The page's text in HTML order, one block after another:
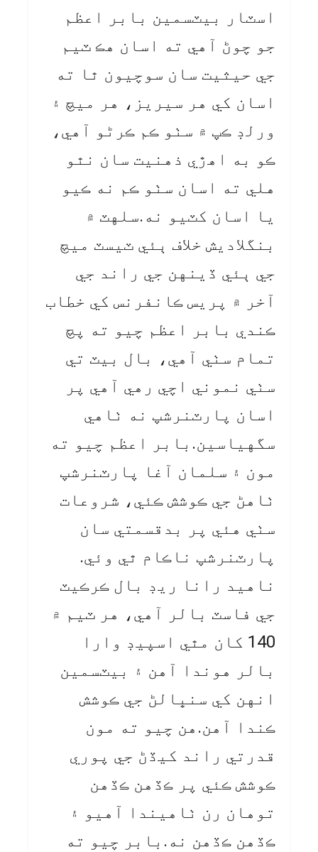
اسٽار بيٽسمين بابر اعظم
جو چوڻ آهي ته اسان هڪ ٽيم
جي حيثيت سان سوچيون ٿا ته
اسان کي هر سيريز، هر ميچ ۽
ورلڊ ڪپ ۾ سٺو ڪم ڪرڻو آهي،
ڪو به اهڙي ذهنيت سان نٿو
هلي ته اسان سٺو ڪم نه ڪيو
يا اسان کٽيو نه.سلهٽ ۾
بنگلاديش خلاف ٻئي ٽيسٽ ميچ
جي ٻئي ڏينهن جي راند جي
آخر ۾ پريس ڪانفرنس کي خطاب
ڪندي بابر اعظم چيو ته پچ
تمام سٺي آهي، بال بيٽ تي
سٺي نموني اچي رهي آهي پر
اسان پارٽنرشپ نه ٺاهي
سگهياسين.بابر اعظم چيو ته
مون ۽ سلمان آغا پارٽنرشپ
ٺاهڻ جي ڪوشش ڪئي، شروعات
سٺي هئي پر بدقسمتي سان
پارٽنرشپ ناڪام ٿي وئي.
ناهيد رانا ريڊ بال ڪرڪيٽ
جي فاسٽ بالر آهي، هر ٽيم ۾
140 کان مٿي اسپيڊ وارا
بالر هوندا آهن ۽ بيٽسمين
انهن کي سنڀالڻ جي ڪوشش
ڪندا آهن.هن چيو ته مون
قدرتي راند کيڏڻ جي پوري
ڪوشش ڪئي پر ڪڏهن ڪڏهن
توهان رن ٺاهيندا آهيو ۽
ڪڏهن ڪڏهن نه.بابر چيو ته